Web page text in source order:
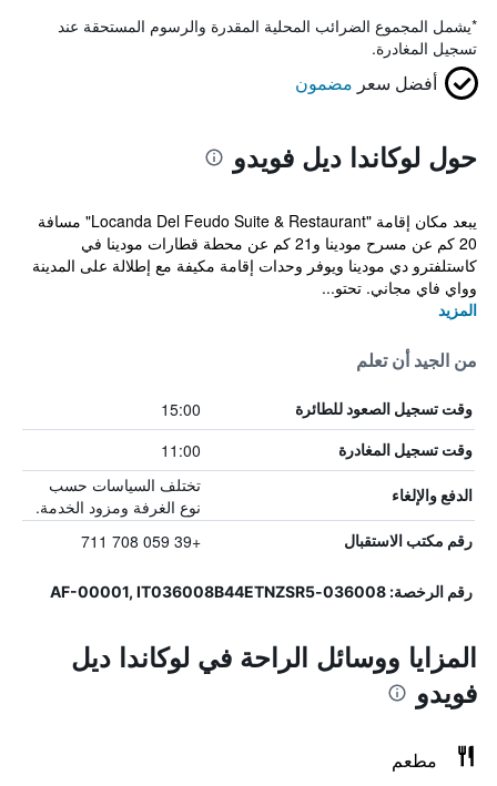
*يشمل المجموع الضرائب المحلية المقدرة والرسوم المستحقة عند
تسجيل المغادرة.
أفضل سعر مضمون
حول لوكاندا ديل فويدو
يبعد مكان إقامة "Locanda Del Feudo Suite & Restaurant" مسافة
20 كم عن مسرح مودينا و21 كم عن محطة قطارات مودينا في
كاستلفترو دي مودينا ويوفر وحدات إقامة مكيفة مع إطلالة على المدينة
وواي فاي مجاني. تحتو...
المزيد
من الجيد أن تعلم
وقت تسجيل الصعود للطائرة 15:00
وقت تسجيل المغادرة 11:00
الدفع والإلغاء
تختلف السياسات حسب
نوع الغرفة ومزود الخدمة.
رقم مكتب الاستقبال +39 059 708 711
رقم الرخصة: 036008-AF-00001, IT036008B44ETNZSR5
المزايا ووسائل الراحة في لوكاندا ديل
فويدو
مطعم